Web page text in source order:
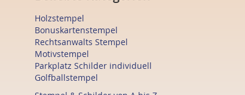
Holzstempel
Bonuskartenstempel
Rechtsanwalts Stempel
Motivstempel
Parkplatz Schilder individuell
Golfballstempel